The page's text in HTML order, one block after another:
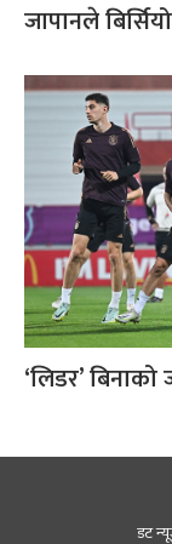
जापानले
‘लिडर’ बिनाको
डट